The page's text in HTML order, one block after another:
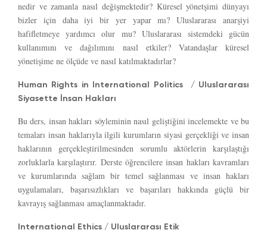
nedir ve zamanla nasıl değişmektedir? Küresel yönetşimi dünyayı
bizler için daha iyi bir yer yapar mı? Uluslararası anarşiyi
hafifletmeye yardımcı olur mu? Uluslararası sistemdeki gücün
kullanımını ve dağılımını nasıl etkiler? Vatandaşlar küresel
yönetişime ne ölçüde ve nasıl katılmaktadırlar?
Human Rights in International Politics / Uluslararası
Siyasette İnsan Hakları
Bu ders, insan hakları söyleminin nasıl geliştiğini incelemekte ve bu
temaları insan haklarıyla ilgili kurumların siyasi gerçekliği ve insan
haklarının gerçekleştirilmesinden sorumlu aktörlerin karşılaştığı
zorluklarla karşılaştırır. Derste öğrencilere insan hakları kavramları
ve kurumlarında sağlam bir temel sağlanması ve insan hakları
uygulamaları, başarısızlıkları ve başarıları hakkında güçlü bir
kavrayış sağlanması amaçlanmaktadır.
International Ethics / Uluslararası Etik